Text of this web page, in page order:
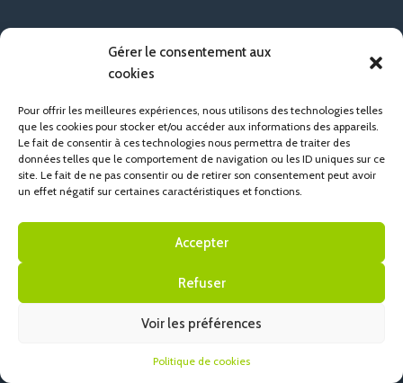
Gérer le consentement aux
cookies
Pour offrir les meilleures expériences, nous utilisons des technologies telles
que les cookies pour stocker et/ou accéder aux informations des appareils.
Le fait de consentir à ces technologies nous permettra de traiter des
données telles que le comportement de navigation ou les ID uniques sur ce
site. Le fait de ne pas consentir ou de retirer son consentement peut avoir
un effet négatif sur certaines caractéristiques et fonctions.
Accepter
Refuser
Voir les préférences
Politique de cookies
ACCUEIL
POLITIQUE DE COOKIES (UE)